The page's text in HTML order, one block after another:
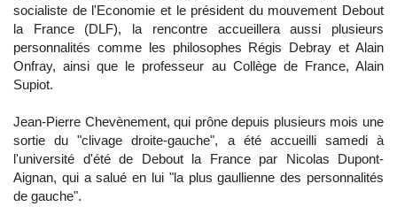
socialiste de l'Economie et le président du mouvement Debout
la France (DLF), la rencontre accueillera aussi plusieurs
personnalités comme les philosophes Régis Debray et Alain
Onfray, ainsi que le professeur au Collège de France, Alain
Supiot.
Jean-Pierre Chevènement, qui prône depuis plusieurs mois une
sortie du "clivage droite-gauche", a été accueilli samedi à
l'université d'été de Debout la France par Nicolas Dupont-
Aignan, qui a salué en lui "la plus gaullienne des personnalités
de gauche".